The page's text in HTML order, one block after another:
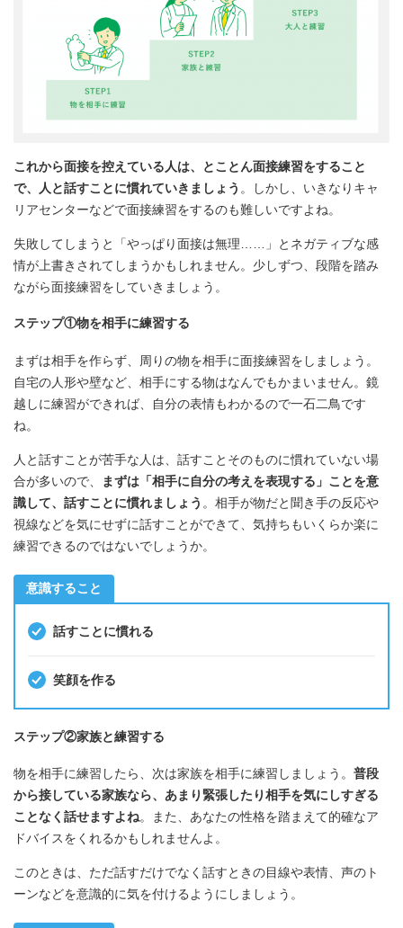
これから面接を控えている人は、とことん面接練習をすること
で、人と話すことに慣れていきましょう 。しかし、いきなりキャ
リアセンターなどで面接練習をするのも難しいですよね。
失敗してしまうと「やっぱり面接は無理……」とネガティブな感
情が上書きされてしまうかもしれません。少しずつ、段階を踏み
ながら面接練習をしていきましょう。
ステップ①物を相手に練習する
まずは相手を作らず、周りの物を相手に面接練習をしましょう。
自宅の人形や壁など、相手にする物はなんでもかまいません。鏡
越しに練習ができれば、自分の表情もわかるので一石二鳥です
ね。
人と話すことが苦手な人は、話すことそのものに慣れていない場
合が多いので、
まずは「相手に自分の考えを表現する」ことを意
識して、話すことに慣れましょう 。相手が物だと聞き手の反応や
視線などを気にせずに話すことができて、気持ちもいくらか楽に
練習できるのではないでしょうか。
意識すること
話すことに慣れる
笑顔を作る
ステップ②家族と練習する
物を相手に練習したら、次は家族を相手に練習しましょう。 普段
から接している家族なら、あまり緊張したり相手を気にしすぎる
ことなく話せますよね。また、あなたの性格を踏まえて的確なア
ドバイスをくれるかもしれませんよ。
このときは、ただ話すだけでなく話すときの目線や表情、声のト
ーンなどを意識的に気を付けるようにしましょう。